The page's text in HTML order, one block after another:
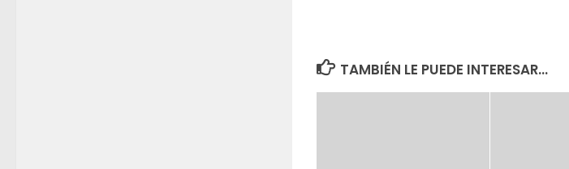
TAMBIÉN LE PUEDE INTERESAR...